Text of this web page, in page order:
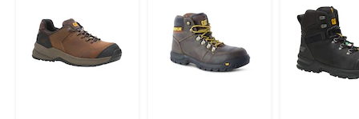
composite
hommes,
X, Caterpillar